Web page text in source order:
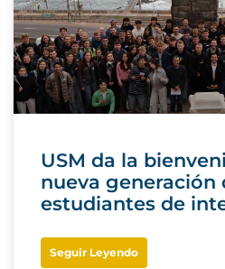
USM da la
nueva generación
estudiantes de
Seguir Leyendo